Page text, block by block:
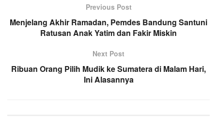
Previous Post
Menjelang Akhir Ramadan, Pemdes Bandung Santuni
Ratusan Anak Yatim dan Fakir Miskin
Next Post
Ribuan Orang Pilih Mudik ke Sumatera di Malam Hari,
Ini Alasannya